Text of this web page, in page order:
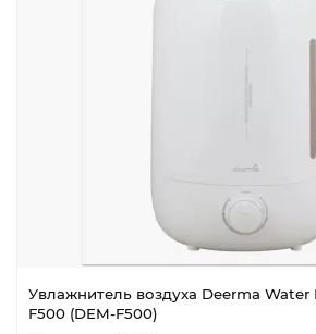
Увлажнитель воздуха Deerma
F500 (DEM-F500)